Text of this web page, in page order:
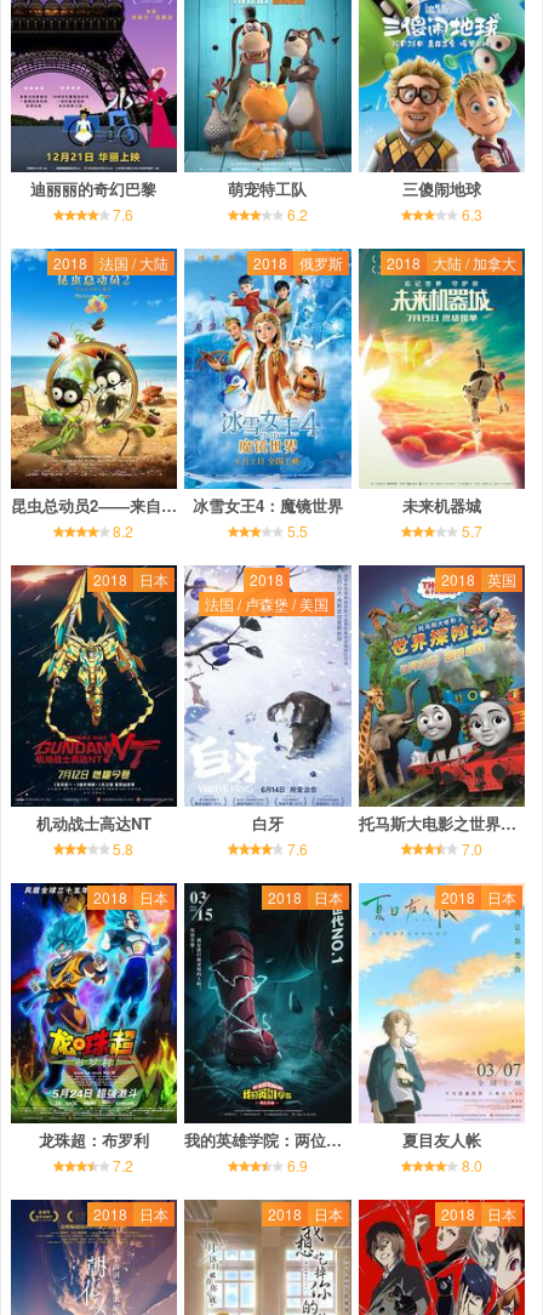
迪丽丽的奇幻巴黎
7.6
萌宠特工队
6.2
三傻闹地球
6.3
2018 法国 / 大陆
昆虫总动员2——来自远方的后援军
8.2
2018 俄罗斯
冰雪女王4：魔镜世界
5.5
2018 大陆 / 加拿大
未来机器城
5.7
2018 日本
机动战士高达NT
5.8
2018
法国 / 卢森堡 / 美国
白牙
7.6
2018 英国
托马斯大电影之世界探险记
7.0
2018 日本
龙珠超：布罗利
7.2
2018 日本
我的英雄学院：两位英雄
6.9
2018 日本
夏目友人帐
8.0
2018 日本 2018 日本 2018 日本